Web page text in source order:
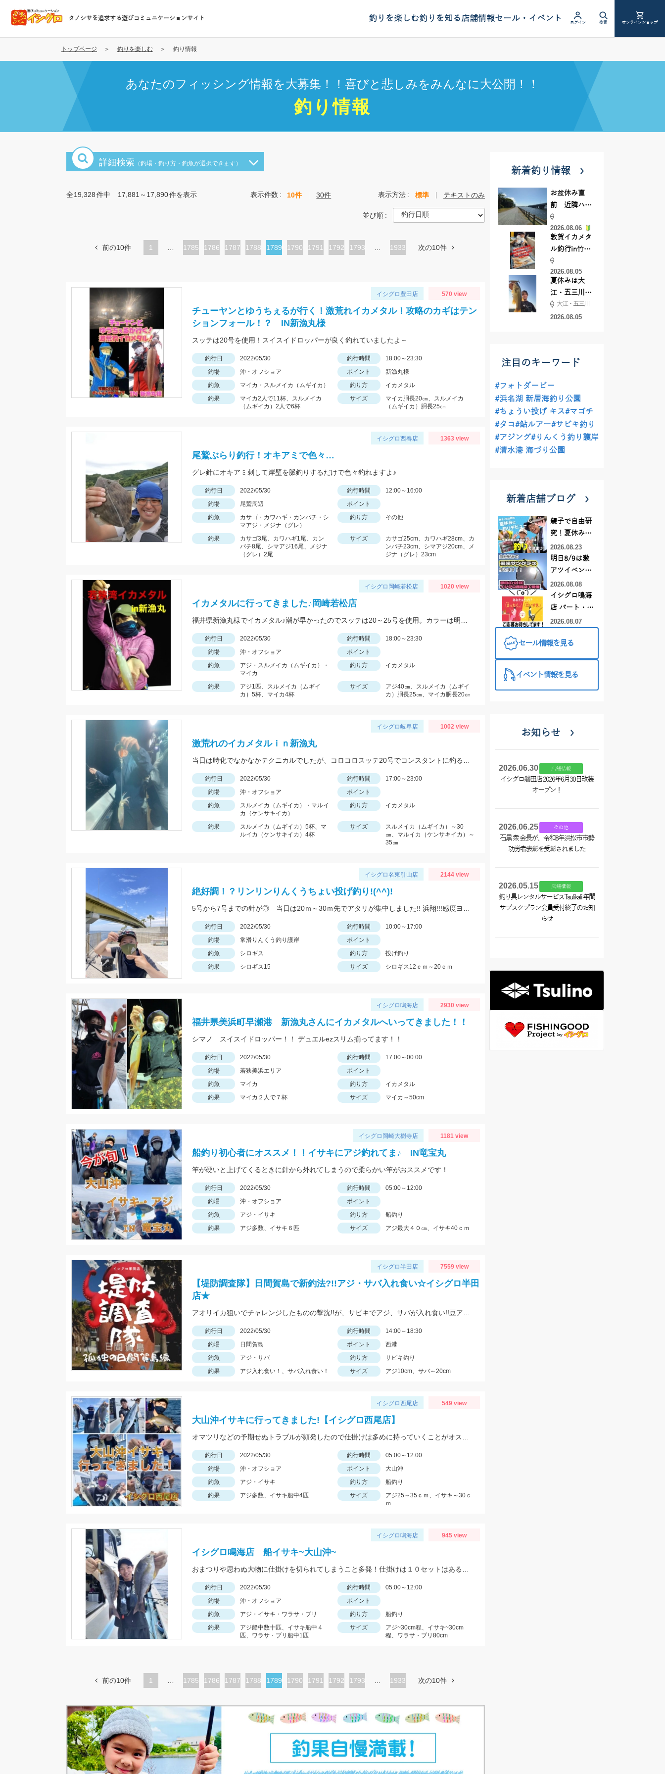
コ
テ
タノシサを追求する遊びコミュニケーションサイト 釣りを楽しむ釣りを知る店舗情報セール・イベント ログイン 検索 オンラインショップ
トップページ 釣りを楽しむ 釣り情報
あなたのフィッシング情報を大募集！！喜びと悲しみをみんなに大公開！！
釣り情報
詳細検索 （釣場・釣り方・釣魚が選択できます）
全19,328件中 17,881～17,890件を表示 表示件数 10件 30件 表示方法 標準 テキストのみ
並び順
前の10件 1
ペ
1785
ペ
1786
ペ
1787
ペ
1788
カ
ペ
ー
ジ
1789
ペ
1790
ペ
1791
ペ
1792
ペ
1793 1933 次の10件
イシグロ豊田店 570 view
チューヤンとゆうちぇるが行く！激荒れイカメタル！攻略のカギはテン
ションフォール！？ IN新漁丸様
スッテは20号を使用！スイスイドロッパーが良く釣れていましたよ～
釣行日 2022/05/30 釣行時間
18:00～23:30
釣場
沖・オフショア ポイント
新漁丸様
釣魚
マイカ・スルメイカ（ムギイカ） 釣り方
イカメタル
釣果
マイカ2人で11杯、スルメイカ
（ムギイカ）2人で6杯
サイズ
マイカ胴長20㎝、スルメイカ
（ムギイカ）胴長25㎝
イシグロ西春店 1363 view
尾鷲ぶらり釣行！オキアミで色々…
グレ針にオキアミ刺して岸壁を脈釣りするだけで色々釣れますよ♪
釣行日 2022/05/30 釣行時間
12:00～16:00
釣場
尾鷲周辺
ポイント
釣魚
カサゴ・カワハギ・カンパチ・シ
マアジ・メジナ（グレ）
釣り方 その他
釣果
カサゴ3尾、カワハギ1尾、カン
パチ8尾、シマアジ16尾、メジナ
（グレ）2尾
サイズ
カサゴ25cm、カワハギ28cm、カ
ンパチ23cm、シマアジ20cm、メ
ジナ（グレ）23cm
イシグロ岡崎若松店 1020 view
イカメタルに行ってきました♪岡崎若松店
釣行日 2022/05/30 釣行時間
18:00～23:30
釣場
沖・オフショア
ポイント
釣魚
アジ・スルメイカ（ムギイカ）・
マイカ
釣り方 イカメタル
釣果
アジ1匹、スルメイカ（ムギイ
カ）5杯、マイカ4杯
サイズ
アジ40㎝、スルメイカ（ムギイ
カ）胴長25㎝、マイカ胴長20㎝
イシグロ岐阜店 1002 view
激荒れのイカメタルｉｎ新漁丸
釣行日 2022/05/30 釣行時間
17:00～23:00
釣場
沖・オフショア
ポイント
釣魚
スルメイカ（ムギイカ）・マルイ
カ（ケンサキイカ）
釣り方 イカメタル
釣果
スルメイカ（ムギイカ）5杯、マ
ルイカ（ケンサキイカ）4杯
サイズ
スルメイカ（ムギイカ）～30
㎝、マルイカ（ケンサキイカ）～
35㎝
イシグロ名東引山店 2144 view
絶好調！？リンリンりんくうちょい投げ釣り!(^^)!
釣行日 2022/05/30 釣行時間
10:00～17:00
釣場
常滑りんくう釣り護岸
ポイント
釣魚
シロギス 釣り方
投げ釣り
釣果
シロギス15 サイズ シロギス12ｃｍ～20ｃｍ
イシグロ鳴海店 2930 view
福井県美浜町早瀬港 新漁丸さんにイカメタルへいってきました！！
シマノ スイスイドロッパー！！ デュエルezスリム揃ってます！！
釣行日 2022/05/30 釣行時間
17:00～00:00
釣場
若狭美浜エリア
ポイント
釣魚
マイカ 釣り方
イカメタル
釣果
マイカ２人で７杯 サイズ マイカ～50cm
イシグロ岡崎大樹寺店 1181 view
船釣り初心者にオススメ！！イサキにアジ釣れてま♪ IN竜宝丸
竿が硬いと上げてくるときに針から外れてしまうので柔らかい竿がおススメです！
釣行日 2022/05/30 釣行時間
05:00～12:00
釣場
沖・オフショア
ポイント
釣魚
アジ・イサキ 釣り方
船釣り
釣果
アジ多数、イサキ６匹 サイズ アジ最大４０㎝、イサキ40ｃｍ
イシグロ半田店 7559 view
【堤防調査隊】日間賀島で新釣法?!!アジ・サバ入れ食い☆イシグロ半田
店★
釣行日 2022/05/30 釣行時間
14:00～18:30
釣場
日間賀島 ポイント
西港
釣魚
アジ・サバ 釣り方
サビキ釣り
釣果
アジ入れ食い！、サバ入れ食い！ サイズ アジ10cm、サバ～20cm
イシグロ西尾店 549 view
大山沖イサキに行ってきました!【イシグロ西尾店】
釣行日 2022/05/30 釣行時間
05:00～12:00
釣場
沖・オフショア ポイント
大山沖
釣魚
アジ・イサキ 釣り方
船釣り
釣果
アジ多数、イサキ船中4匹 サイズ
アジ25～35ｃｍ、イサキ～30ｃ
ｍ
イシグロ鳴海店 945 view
イシグロ鳴海店 船イサキ~大山沖~
釣行日 2022/05/30 釣行時間
05:00～12:00
釣場
沖・オフショア
ポイント
釣魚
アジ・イサキ・ワラサ・ブリ 釣り方
船釣り
釣果
アジ船中数十匹、イサキ船中４
匹、ワラサ・ブリ船中1匹
サイズ
アジ~30cm程、イサキ~30cm
程、ワラサ・ブリ80cm
前の10件 1
ペ
1785
ペ
ジ
1786
ペ
1787
ペ
1788
カ
ト
ジ
1789
ペ
1790
ペ
1791
ペ
1792
ペ
1793 1933 次の10件
新着釣り情報
お盆休み直
前 近隣ハゼ
釣り場調査し
てきました
2026.08.06
敦賀イカメタ
ル釣行in竹宝
丸様 釣り方で
釣果が激変！
竿頭を取った
パターンと
は？
2026.08.05
夏休みは大
江・五三川で
バスフィッシ
ング♪
大江・五三川
2026.08.05
注目のキーワード
#フォトダービー
#浜名湖 新居海釣り公園
#ちょうい投げ キス#マゴチ
#タコ#鮎ルアー#サビキ釣り
#アジング#りんくう釣り護岸
#清水港 海づり公園
新着店舗ブログ
親子で自由研
究！夏休みに
釣りデビュー
2026.08.23
明日8/9は激
アツイベント
日！！！～オ
ーダー偏光グ
ラス受注会～
2026.08.08
イシグロ鳴海
店 パート・ア
ルバイトスタ
募集中！
2026.08.07
セール情報を見る
イベント情報を見る
お知らせ
2026.06.30 店舗情報
イシグロ磐田店 2026年6月30日改装
オープン！
2026.06.25 その他
石黒 衆 会長が、令和8年浜松市市勢
功労者表彰を受彰されました
2026.05.15 店舗情報
釣り具レンタルサービスTsulikali 年間
サブスクプラン会員受付終了のお知
らせ